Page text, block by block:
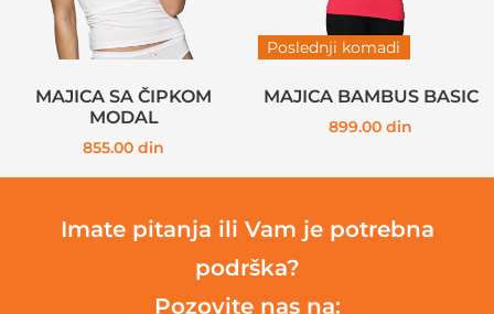
MAJICA SA ČIPKOM
MODAL
855.00 din
Poslednji komadi
MAJICA BAMBUS BASIC
899.00 din
Imate pitanja ili Vam je potrebna
podrška?
Pozovite nas na: